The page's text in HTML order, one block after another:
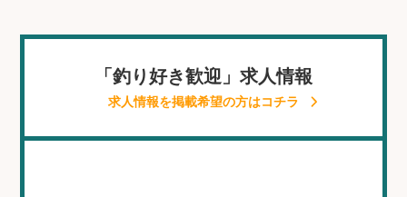
「釣り好き歓迎」求人情報
求人情報を掲載希望の方はコチラ